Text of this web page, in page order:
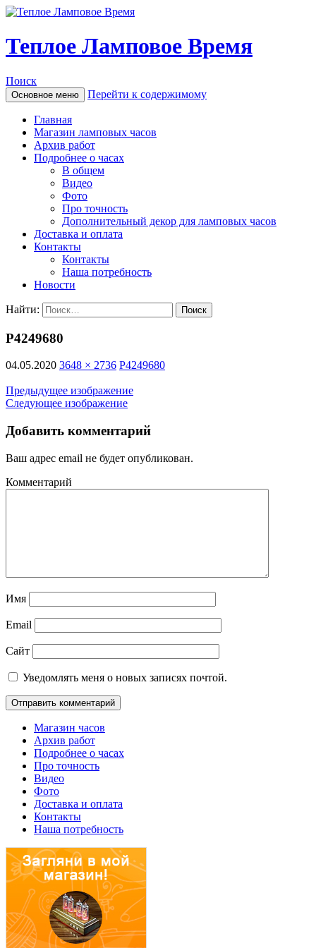
Теплое Ламповое Время
Поиск
Основное меню Перейти к содержимому
Главная
Магазин ламповых часов
Архив работ
Подробнее о часах
В общем
Видео
Фото
Про точность
Дополнительный декор для ламповых часов
Доставка и оплата
Контакты
Контакты
Наша потребность
Новости
Найти:
P4249680
04.05.2020 3648 × 2736 P4249680
Предыдущее изображение
Следующее изображение
Добавить комментарий
Ваш адрес email не будет опубликован.
Комментарий
Имя
Email
Сайт
Уведомлять меня о новых записях почтой.
Магазин часов
Архив работ
Подробнее о часах
Про точность
Видео
Фото
Доставка и оплата
Контакты
Наша потребность